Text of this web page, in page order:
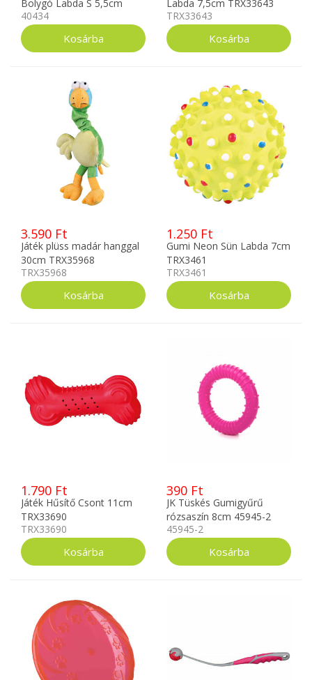
Bolygó Labda S 5,5cm
rózsaszín/zöld/kék/sárga
40434
40434
Labda 7,5cm TRX33643
TRX33643
3.590 Ft
Játék plüss madár hanggal
30cm TRX35968
TRX35968
1.250 Ft
Gumi Neon Sün Labda 7cm
TRX3461
TRX3461
1.790 Ft
Játék Hűsítő Csont 11cm
TRX33690
TRX33690
390 Ft
JK Tüskés Gumigyűrű
rózsaszín 8cm 45945-2
45945-2